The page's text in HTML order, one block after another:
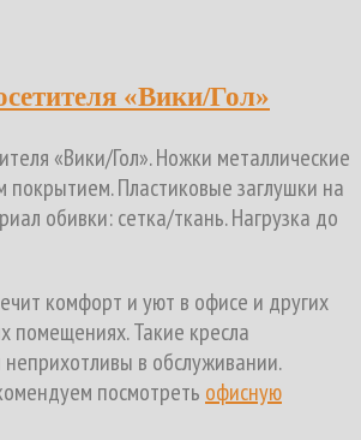
«Вики/Гол»
«Вики/Гол». Ножки металлические
Пластиковые заглушки на
обивки: сетка/ткань. Нагрузка до
комфорт и уют в офисе и других
помещениях. Такие кресла
в обслуживании.
посмотреть офисную